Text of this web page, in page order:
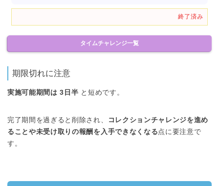
終了済み
タイムチャレンジ一覧
期限切れに注意
実施可能期間は 3日半 と短めです。
完了期間を過ぎると削除され、
コレクションチャレンジを進め
ることや未受け取りの報酬を入手できなくなる 点に要注意で
す。